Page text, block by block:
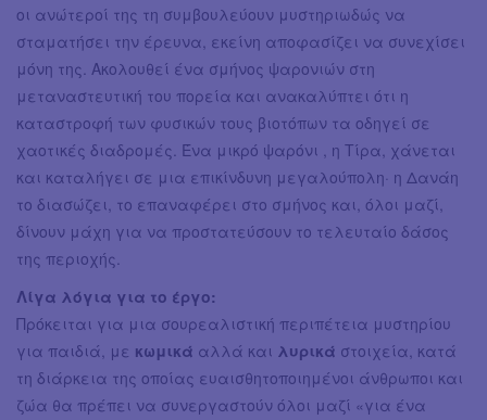
οι ανώτεροί της τη συμβουλεύουν μυστηριωδώς να
σταματήσει την έρευνα, εκείνη αποφασίζει να συνεχίσει
μόνη της. Ακολουθεί ένα σμήνος ψαρονιών στη
μεταναστευτική του πορεία και ανακαλύπτει ότι η
καταστροφή των φυσικών τους βιοτόπων τα οδηγεί σε
χαοτικές διαδρομές. Ένα μικρό ψαρόνι , η Τίρα, χάνεται
και καταλήγει σε μια επικίνδυνη μεγαλούπολη· η Δανάη
το διασώζει, το επαναφέρει στο σμήνος και, όλοι μαζί,
δίνουν μάχη για να προστατεύσουν το τελευταίο δάσος
της περιοχής.
Λίγα λόγια για το έργο:
Πρόκειται για μια σουρεαλιστική περιπέτεια μυστηρίου
για παιδιά, με κωμικά αλλά και λυρικά στοιχεία, κατά
τη διάρκεια της οποίας ευαισθητοποιημένοι άνθρωποι και
ζώα θα πρέπει να συνεργαστούν όλοι μαζί «για ένα